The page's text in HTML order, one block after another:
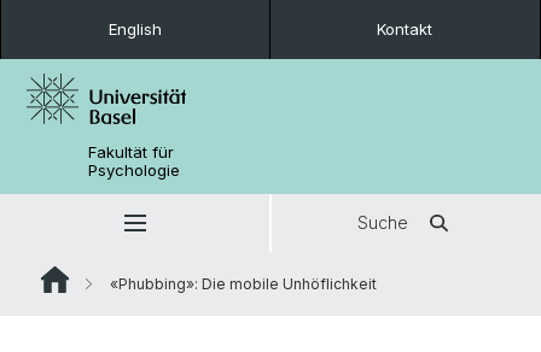
English Kontakt
Fakultät für
Psychologie
Suche
«Phubbing»: Die mobile Unhöflichkeit